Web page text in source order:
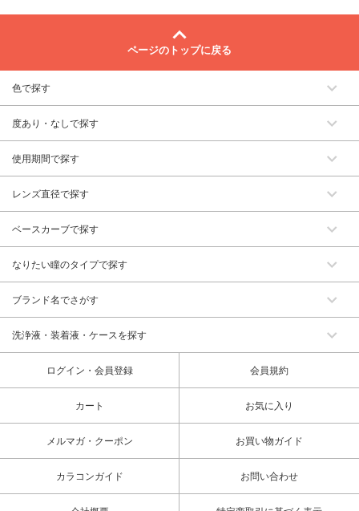
ページのトップに戻る
色で探す
度あり・なしで探す
使用期間で探す
レンズ直径で探す
ベースカーブで探す
なりたい瞳のタイプで探す
ブランド名でさがす
洗浄液・装着液・ケースを探す
ログイン・会員登録 会員規約
カート お気に入り
メルマガ・クーポン お買い物ガイド
カラコンガイド お問い合わせ